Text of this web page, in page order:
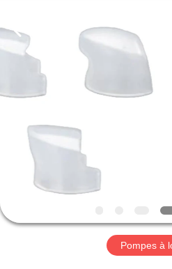
MAISON
VIDÉOS
LE
SPECTACLE
All
Rights
Reserved.
Developed
Pompes à